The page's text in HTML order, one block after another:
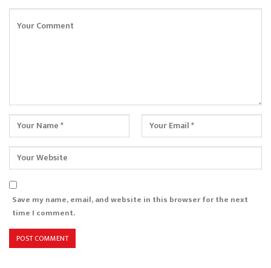
Save my name, email, and website in this browser for the next
time I comment.